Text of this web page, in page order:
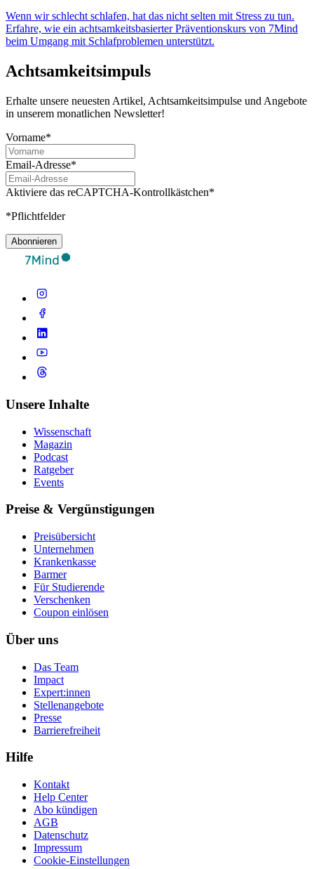
Wenn wir schlecht schlafen, hat das nicht selten mit Stress zu tun.
Erfahre, wie ein achtsamkeitsbasierter Präventionskurs von 7Mind
beim Umgang mit Schlafproblemen unterstützt.
Achtsamkeitsimpuls
Erhalte unsere neuesten Artikel, Achtsamkeitsimpulse und Angebote
in unserem monatlichen Newsletter!
Vorname*
Email-Adresse*
Aktiviere das reCAPTCHA-Kontrollkästchen*
*Pflichtfelder
Abonnieren
Unsere Inhalte
Wissenschaft
Magazin
Podcast
Ratgeber
Events
Preise & Vergünstigungen
Preisübersicht
Unternehmen
Krankenkasse
Barmer
Für Studierende
Ver­schen­ken
Coupon einlösen
Über uns
Das Team
Impact
Expert:innen
Stellenangebote
Presse
Barrierefreiheit
Hilfe
Kontakt
Help Center
Abo kündigen
AGB
Datenschutz
Impressum
Cookie-Einstellungen